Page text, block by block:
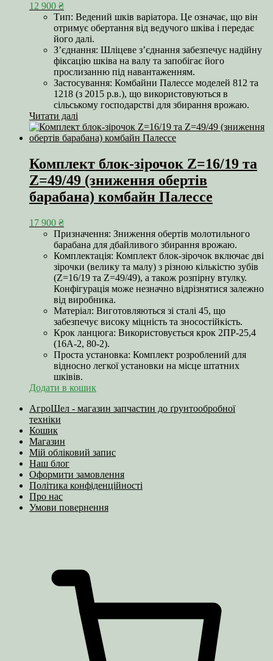
12 900 ₴
Тип: Ведений шків варіатора. Це означає, що він
отримує обертання від ведучого шківа і передає
його далі.
З’єднання: Шліцеве з’єднання забезпечує надійну
фіксацію шківа на валу та запобігає його
прослизанню під навантаженням.
Застосування: Комбайни Палессе моделей 812 та
1218 (з 2015 р.в.), що використовуються в
сільському господарстві для збирання врожаю.
Читати далі
Комплект блок-зірочок Z=16/19 та
Z=49/49 (зниження обертів
барабана) комбайн Палессе
17 900 ₴
Призначення: Зниження обертів молотильного
барабана для дбайливого збирання врожаю.
Комплектація: Комплект блок-зірочок включає дві
зірочки (велику та малу) з різною кількістю зубів
(Z=16/19 та Z=49/49), а також розпірну втулку.
Конфігурація може незначно відрізнятися залежно
від виробника.
Матеріал: Виготовляються зі сталі 45, що
забезпечує високу міцність та зносостійкість.
Крок ланцюга: Використовується крок 2ПР-25,4
(16А-2, 80-2).
Проста установка: Комплект розроблений для
відносно легкої установки на місце штатних
шківів.
Додати в кошик
АгроШел - магазин запчастин до ґрунтообробної
техніки
Кошик
Магазин
Мій обліковий запис
Наш блог
Оформити замовлення
Політика конфіденційності
Про нас
Умови повернення